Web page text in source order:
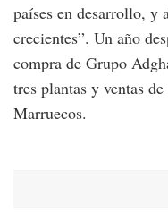
países en desarrollo, y
crecientes”. Un año
compra de Grupo
tres plantas y ventas
Marruecos.